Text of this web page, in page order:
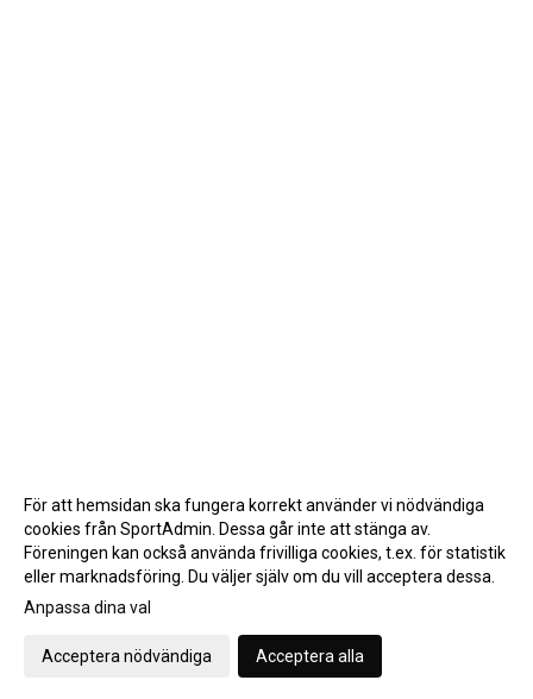
Gå till Webbversion
För att hemsidan ska fungera korrekt använder vi nödvändiga
cookies från SportAdmin. Dessa går inte att stänga av.
Föreningen kan också använda frivilliga cookies, t.ex. för statistik
eller marknadsföring. Du väljer själv om du vill acceptera dessa.
Anpassa dina val
Acceptera nödvändiga Acceptera alla